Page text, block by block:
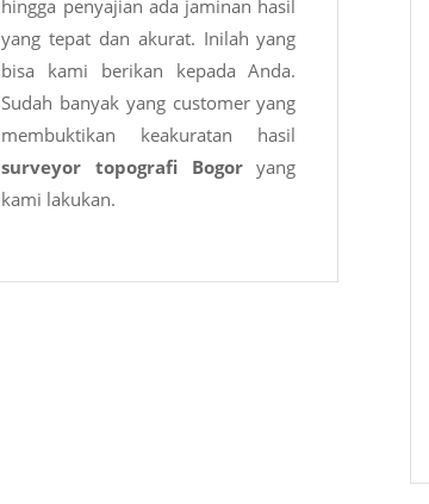
hingga penyajian ada jaminan hasil
yang tepat dan akurat. Inilah yang
bisa kami berikan kepada Anda.
Sudah banyak yang customer yang
membuktikan keakuratan hasil
surveyor topografi Bogoryang
kami lakukan.